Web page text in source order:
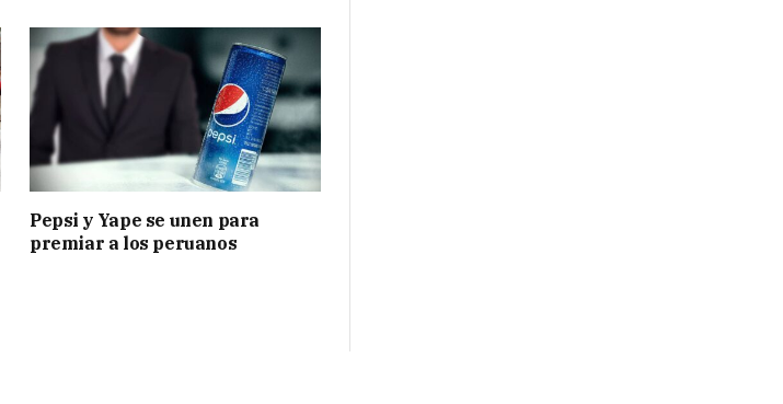
Pepsi y Yape se unen para
premiar a los peruanos